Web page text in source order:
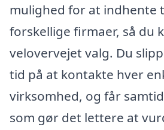
mulighed for at indhente
forskellige firmaer, så du
velovervejet valg. Du
tid på at kontakte hver
virksomhed, og får
som gør det lettere at